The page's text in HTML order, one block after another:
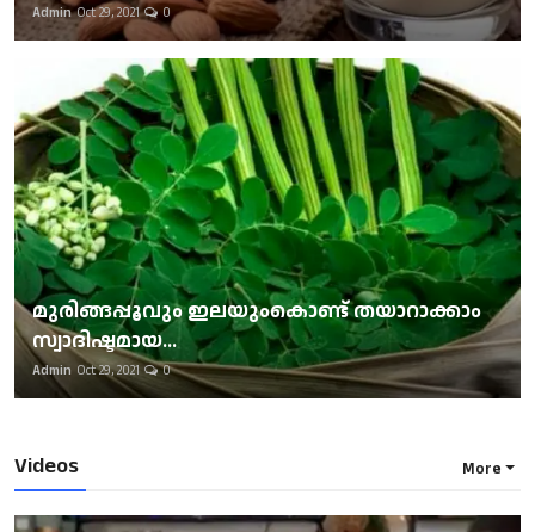
Admin Oct 29, 2021 0
മുരിങ്ങപ്പൂവും ഇലയുംകൊണ്ട് തയാറാക്കാം
സ്വാദിഷ്ടമായ...
Admin Oct 29, 2021 0
Videos More